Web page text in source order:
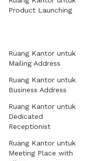
Product Launching
Ruang Kantor untuk
Mailing Address
Ruang Kantor untuk
Business Address
Ruang Kantor untuk
Dedicated
Receptionist
Ruang Kantor untuk
Meeting Place with